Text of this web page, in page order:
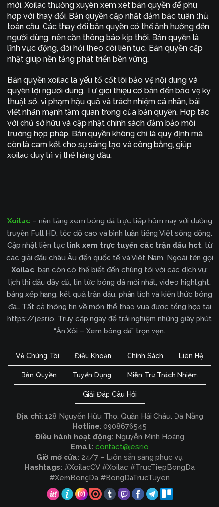
mới. Xoilac thường xuyên xem xét bản quyền để phù
hợp với thay đổi. Bản quyền cập nhật đảm bảo tuân thủ
toàn cầu. Các thay đổi bản quyền có thể ảnh hưởng đến
người dùng, nên cần thông báo kịp thời. Bản quyền là
lĩnh vực động, đòi hỏi theo dõi liên tục. Bản quyền cập
nhật giúp nền tảng phát triển bền vững.
Bản quyền xoilac là yếu tố cốt lõi bảo vệ nội dung và
quyền lợi người dùng. Từ giới thiệu cơ bản đến bảo vệ kỹ
thuật số, vi phạm hậu quả và trách nhiệm cá nhân, bài
viết nhấn mạnh tầm quan trọng của bản quyền. Hợp tác
với chủ sở hữu và cập nhật chính sách đảm bảo môi
trường hợp pháp. Bản quyền không chỉ là quy định mà
còn là cam kết cho sự sáng tạo và công bằng, giúp
xoilac duy trì vị thế hàng đầu.
Xoilac– nền tảng xem bóng đá trực tiếp hôm nay với đường
truyền Full HD, tốc độ cao và bình luận tiếng Việt sống động.
Cập nhật liên tục link xem trực tuyến các trận đấu hot, từ
các giải đấu châu Âu đến quốc tế và Việt Nam. Ngoài tên gọi
Xoilac, bạn còn có thể biết đến chúng tôi với các dịch vụ:
lịch thi đấu đầy đủ, tin tức bóng đá mới nhất, video highlight,
bảng xếp hạng, kết quả trận đấu, phân tích và kiến thức bóng
đá… Tất cả thông tin về môn thể thao vua được tổng hợp tại
https://jesr.io. Truy cập ngay để trải nghiệm những giây phút
“Ăn Xôi – Xem bóng đá” trọn vẹn.
Về Chúng Tôi Điều Khoản Chính Sách Liên Hệ
Bản Quyền Tuyển Dụng Miễn Trừ Trách Nhiệm
Giải Đáp Câu Hỏi
Địa chỉ: 128 Nguyễn Hữu Thọ, Quận Hải Châu, Đà Nẵng
Hotline: 0908676545
Điều hành hoạt động: Nguyễn Minh Hoàng
Email: contact@jesr.io
Giờ mở cửa: 24/7 – luôn sẵn sàng phục vụ
Hashtags: #XoilacCV #Xoilac #TrucTiepBongDa
#XemBongDa #BongDaTrucTuyen